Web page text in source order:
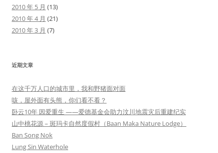
2010 年 5 月 (13)
2010 年 4 月 (21)
2010 年 3 月 (7)
近期文章
在这千万人口的城市里，我和野猪面对面
咳，屋外面有头熊，你们看不看？
卧云10年 因爱重生 ——爱德基金会助力汶川地震灾后重建纪实
山中桃花源 – 斑玛卡自然度假村（Baan Maka Nature Lodge）
Ban Song Nok
Lung Sin Waterhole